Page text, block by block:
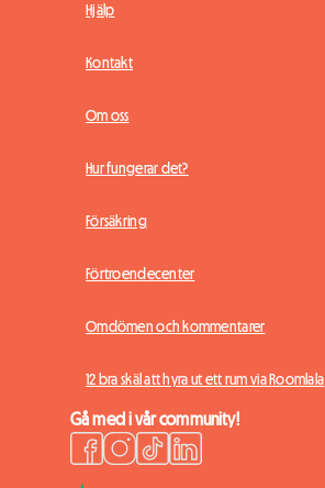
Hjälp
Kontakt
Om oss
Hur fungerar det?
Försäkring
Förtroendecenter
Omdömen och kommentarer
12 bra skäl att hyra ut ett rum via Roomlala
Gå med i vår community!